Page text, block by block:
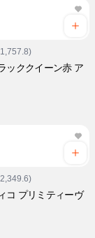
ッククイーン赤 ア
コ プリミティーヴ